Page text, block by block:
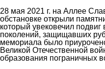
28 мая 2021 г. на Аллее
обстановке открыли
который увековечил
поколений, защищавших
мемориала было
Великой Отечественной
образования пограничных